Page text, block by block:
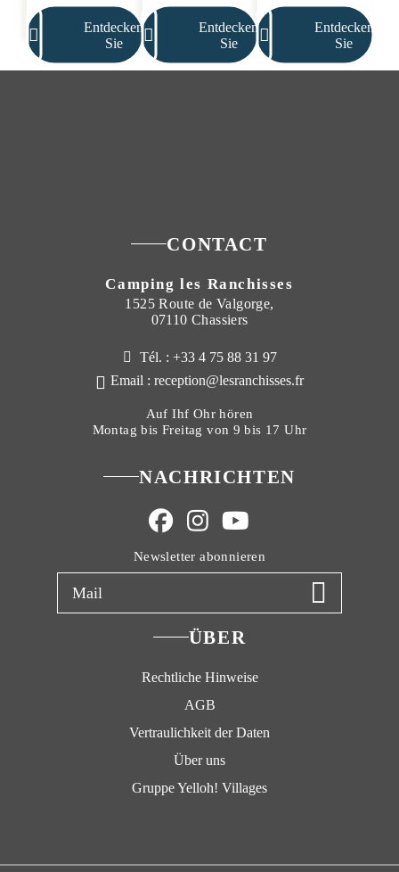
Entdecken
Sie
Entdecken
Sie
Entdecken
Sie
CONTACT
Camping les Ranchisses
1525 Route de Valgorge,
07110 Chassiers
Tél. : +33 4 75 88 31 97
Email : reception@lesranchisses.fr
Auf Ihf Ohr hören
Montag bis Freitag von 9 bis 17 Uhr
NACHRICHTEN
Newsletter abonnieren
ÜBER
Rechtliche Hinweise
AGB
Vertraulichkeit der Daten
Über uns
Gruppe Yelloh! Villages